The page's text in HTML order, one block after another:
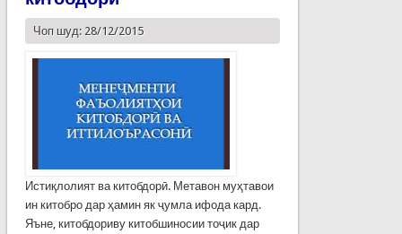
Чоп шуд: 28/12/2015
Истиқлолият ва китобдорӣ. Метавон муҳтавои
ин китобро дар ҳамин як ҷумла ифода кард.
Яъне, китобдориву китобшиносии тоҷик дар